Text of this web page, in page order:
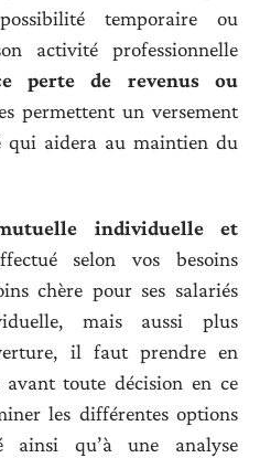
temporaire ou
activité professionnelle
perte de revenus ou
permettent un versement
qui aidera au maintien du
individuelle et
selon vos besoins
chère pour ses salariés
mais aussi plus
il faut prendre en
toute décision en ce
les différentes options
ainsi qu’à une analyse